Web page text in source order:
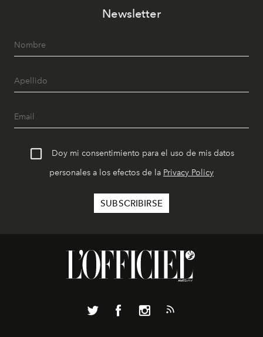
Newsletter
Doy mi consentimiento para el uso de mis datos
personales a los efectos de la Privacy Policy